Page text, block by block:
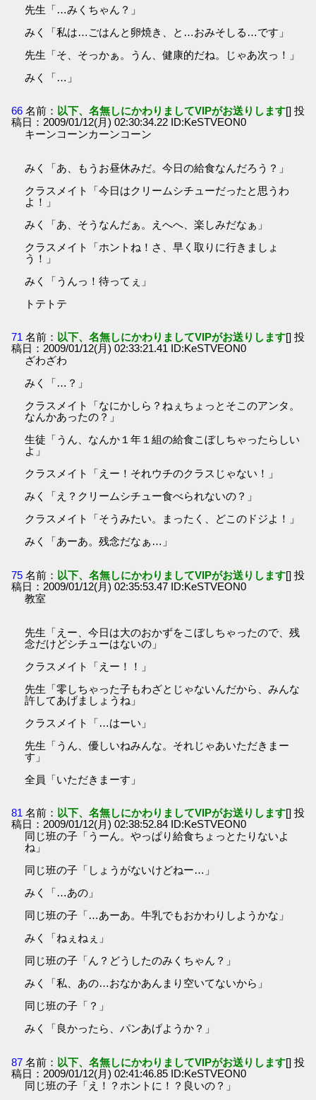
先生「…みくちゃん？」
みく「私は…ごはんと卵焼き、と…おみそしる…です」
先生「そ、そっかぁ。うん、健康的だね。じゃあ次っ！」
みく「…」
66 名前： 以下、名無しにかわりましてVIPがお送りします[] 投
稿日：2009/01/12(月) 02:30:34.22 ID:KeSTVEON0
キーンコーンカーンコーン
みく「あ、もうお昼休みだ。今日の給食なんだろう？」
クラスメイト「今日はクリームシチューだったと思うわ
よ！」
みく「あ、そうなんだぁ。えへへ、楽しみだなぁ」
クラスメイト「ホントね！さ、早く取りに行きましょ
う！」
みく「うんっ！待ってぇ」
トテトテ
71 名前： 以下、名無しにかわりましてVIPがお送りします[] 投
稿日：2009/01/12(月) 02:33:21.41 ID:KeSTVEON0
ざわざわ
みく「…？」
クラスメイト「なにかしら？ねぇちょっとそこのアンタ。
なんかあったの？」
生徒「うん、なんか１年１組の給食こぼしちゃったらしい
よ」
クラスメイト「えー！それウチのクラスじゃない！」
みく「え？クリームシチュー食べられないの？」
クラスメイト「そうみたい。まったく、どこのドジよ！」
みく「あーあ。残念だなぁ…」
75 名前： 以下、名無しにかわりましてVIPがお送りします[] 投
稿日：2009/01/12(月) 02:35:53.47 ID:KeSTVEON0
教室
先生「えー、今日は大のおかずをこぼしちゃったので、残
念だけどシチューはないの」
クラスメイト「えー！！」
先生「零しちゃった子もわざとじゃないんだから、みんな
許してあげましょうね」
クラスメイト「…はーい」
先生「うん、優しいねみんな。それじゃあいただきまー
す」
全員「いただきまーす」
81 名前： 以下、名無しにかわりましてVIPがお送りします[] 投
稿日：2009/01/12(月) 02:38:52.84 ID:KeSTVEON0
同じ班の子「うーん。やっぱり給食ちょっとたりないよ
ね」
同じ班の子「しょうがないけどねー…」
みく「…あの」
同じ班の子「…あーあ。牛乳でもおかわりしようかな」
みく「ねぇねぇ」
同じ班の子「ん？どうしたのみくちゃん？」
みく「私、あの…おなかあんまり空いてないから」
同じ班の子「？」
みく「良かったら、パンあげようか？」
87 名前： 以下、名無しにかわりましてVIPがお送りします[] 投
稿日：2009/01/12(月) 02:41:46.85 ID:KeSTVEON0
同じ班の子「え！？ホントに！？良いの？」